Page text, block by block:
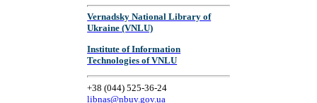
Vernadsky National Library of
Ukraine (VNLU)
Institute of Information
Technologies of VNLU
+38 (044) 525-36-24
libnas@nbuv.gov.ua